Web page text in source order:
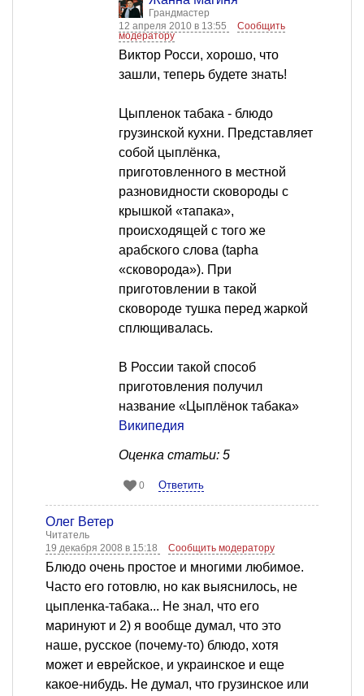
Грандмастер
12 апреля 2010 в 13:55
Сообщить
модератору
Виктор Росси, хорошо, что
зашли, теперь будете знать!
Цыпленок табака - блюдо
грузинской кухни. Представляет
собой цыплёнка,
приготовленного в местной
разновидности сковороды с
крышкой «тапака»,
происходящей с того же
арабского слова (tapha
«сковорода»). При
приготовлении в такой
сковороде тушка перед жаркой
сплющивалась.
В России такой способ
приготовления получил
название «Цыплёнок табака»
Википедия
Оценка статьи: 5
0 Ответить
Олег Ветер
Читатель
19 декабря 2008 в 15:18
Сообщить модератору
Блюдо очень простое и многими любимое.
Часто его готовлю, но как выяснилось, не
цыпленка-табака... Не знал, что его
маринуют и 2) я вообще думал, что это
наше, русское (почему-то) блюдо, хотя
может и еврейское, и украинское и еще
какое-нибудь. Не думал, что грузинское или